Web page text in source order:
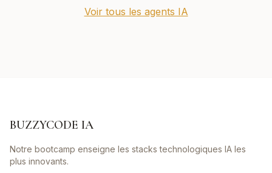
Voir tous les agents IA
BUZZYCODE IA
Notre bootcamp enseigne les stacks technologiques IA les
plus innovants.